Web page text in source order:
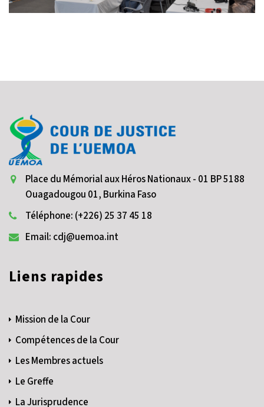
Place du Mémorial aux Héros Nationaux - 01 BP 5188
Ouagadougou 01, Burkina Faso
Téléphone: (+226) 25 37 45 18
Email: cdj@uemoa.int
Liens rapides
Mission de la Cour
Compétences de la Cour
Les Membres actuels
Le Greffe
La Jurisprudence